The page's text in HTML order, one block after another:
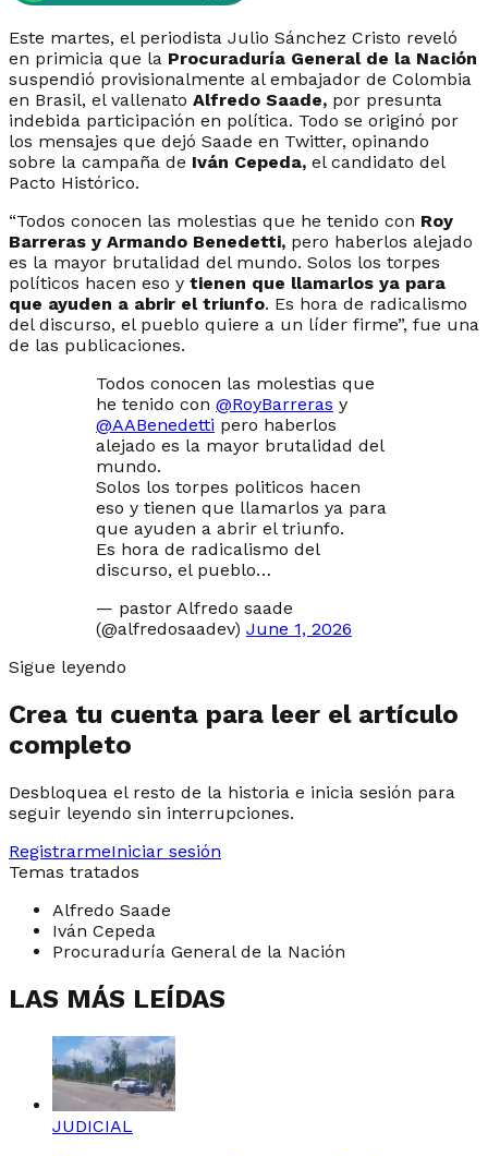
Este martes, el periodista Julio Sánchez Cristo reveló
en primicia que la Procuraduría General de la Nación
suspendió provisionalmente al embajador de Colombia
en Brasil, el vallenato Alfredo Saade, por presunta
indebida participación en política. Todo se originó por
los mensajes que dejó Saade en Twitter, opinando
sobre la campaña de Iván Cepeda, el candidato del
Pacto Histórico.
“Todos conocen las molestias que he tenido con Roy
Barreras y Armando Benedetti, pero haberlos alejado
es la mayor brutalidad del mundo. Solos los torpes
políticos hacen eso y tienen que llamarlos ya para
que ayuden a abrir el triunfo. Es hora de radicalismo
del discurso, el pueblo quiere a un líder firme”, fue una
de las publicaciones.
Todos conocen las molestias que
he tenido con @RoyBarreras y
@AABenedetti pero haberlos
alejado es la mayor brutalidad del
mundo.
Solos los torpes politicos hacen
eso y tienen que llamarlos ya para
que ayuden a abrir el triunfo.
Es hora de radicalismo del
discurso, el pueblo…
— pastor Alfredo saade
(@alfredosaadev) June 1, 2026
Sigue leyendo
Crea tu cuenta para leer el artículo
completo
Desbloquea el resto de la historia e inicia sesión para
seguir leyendo sin interrupciones.
RegistrarmeIniciar sesión
Temas tratados
Alfredo Saade
Iván Cepeda
Procuraduría General de la Nación
LAS MÁS LEÍDAS
JUDICIAL